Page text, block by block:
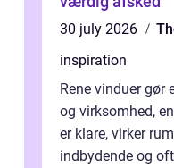
30 july 2026
inspiration
Rene vinduer gør
og virksomhed,
er klare, virker
indbydende og